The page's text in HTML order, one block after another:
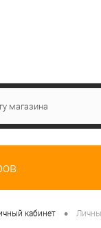
кабинет •